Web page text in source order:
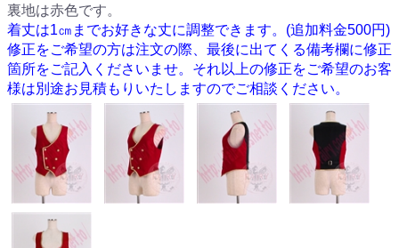
裏地は赤色です。
着丈は1㎝までお好きな丈に調整できます。(追加料金500円)
修正をご希望の方は注文の際、最後に出てくる備考欄に修正
箇所をご記入くださいませ。それ以上の修正をご希望のお客
様は別途お見積もりいたしますのでご相談ください。